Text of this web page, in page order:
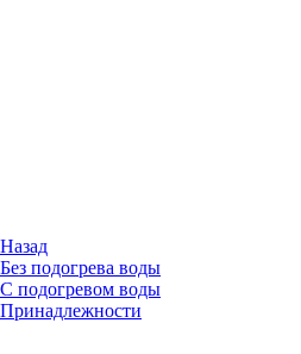
Назад
Без подогрева воды
С подогревом воды
Принадлежности